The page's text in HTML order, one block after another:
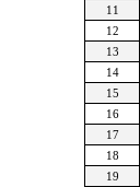
11
12
13
14
15
16
17
18
19